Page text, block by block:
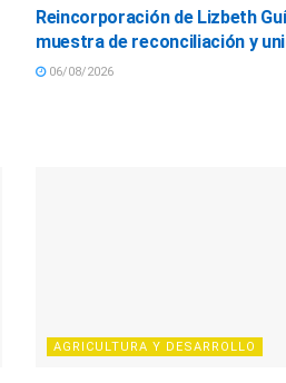
Reincorporación de Lizbeth
muestra de reconciliación y
06/08/2026
AGRICULTURA Y DESARROLLO